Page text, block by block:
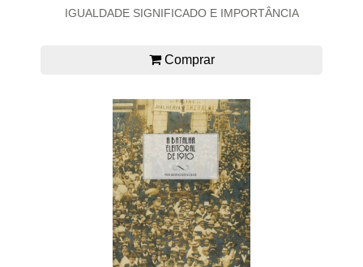
IGUALDADE SIGNIFICADO E IMPORTÂNCIA
Comprar